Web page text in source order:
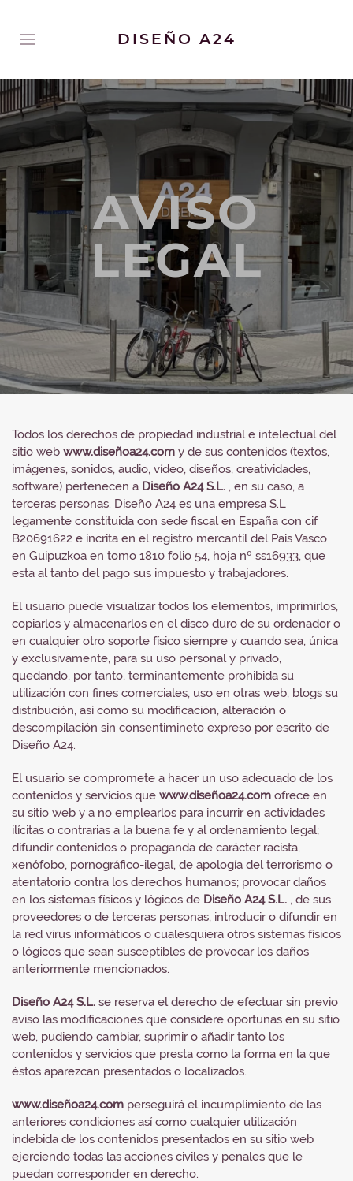
DISEÑO A24
AVISO
LEGAL
Todos los derechos de propiedad industrial e intelectual del
sitio web www.diseñoa24.com y de sus contenidos (textos,
imágenes, sonidos, audio, vídeo, diseños, creatividades,
software) pertenecen a Diseño A24 S.L. , en su caso, a
terceras personas. Diseño A24 es una empresa S.L
legamente constituida con sede fiscal en España con cif
B20691622 e incrita en el registro mercantil del Pais Vasco
en Guipuzkoa en tomo 1810 folio 54, hoja nº ss16933, que
esta al tanto del pago sus impuesto y trabajadores.
El usuario puede visualizar todos los elementos, imprimirlos,
copiarlos y almacenarlos en el disco duro de su ordenador o
en cualquier otro soporte físico siempre y cuando sea, única
y exclusivamente, para su uso personal y privado,
quedando, por tanto, terminantemente prohibida su
utilización con fines comerciales, uso en otras web, blogs su
distribución, así como su modificación, alteración o
descompilación sin consentimineto expreso por escrito de
Diseño A24.
El usuario se compromete a hacer un uso adecuado de los
contenidos y servicios que www.diseñoa24.com ofrece en
su sitio web y a no emplearlos para incurrir en actividades
ilícitas o contrarias a la buena fe y al ordenamiento legal;
difundir contenidos o propaganda de carácter racista,
xenófobo, pornográfico-ilegal, de apología del terrorismo o
atentatorio contra los derechos humanos; provocar daños
en los sistemas físicos y lógicos de Diseño A24 S.L. , de sus
proveedores o de terceras personas, introducir o difundir en
la red virus informáticos o cualesquiera otros sistemas físicos
o lógicos que sean susceptibles de provocar los daños
anteriormente mencionados.
Diseño A24 S.L. se reserva el derecho de efectuar sin previo
aviso las modificaciones que considere oportunas en su sitio
web, pudiendo cambiar, suprimir o añadir tanto los
contenidos y servicios que presta como la forma en la que
éstos aparezcan presentados o localizados.
www.diseñoa24.com perseguirá el incumplimiento de las
anteriores condiciones así como cualquier utilización
indebida de los contenidos presentados en su sitio web
ejerciendo todas las acciones civiles y penales que le
puedan corresponder en derecho.